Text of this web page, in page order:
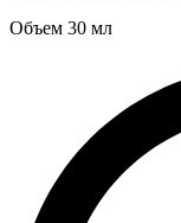
Объем 30 мл